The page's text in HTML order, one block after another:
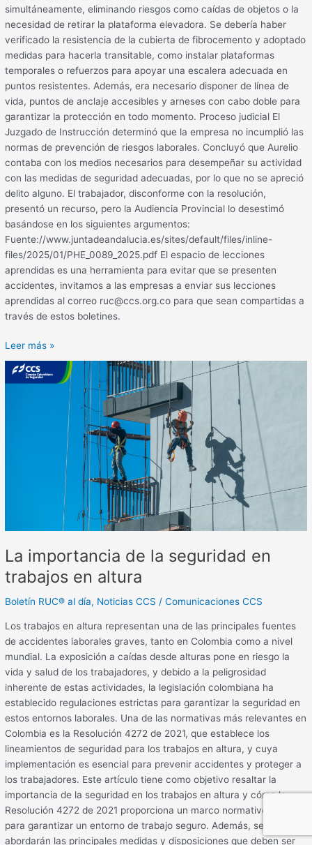
simultáneamente, eliminando riesgos como caídas de objetos o la
necesidad de retirar la plataforma elevadora. Se debería haber
verificado la resistencia de la cubierta de fibrocemento y adoptado
medidas para hacerla transitable, como instalar plataformas
temporales o refuerzos para apoyar una escalera adecuada en
puntos resistentes. Además, era necesario disponer de línea de
vida, puntos de anclaje accesibles y arneses con cabo doble para
garantizar la protección en todo momento. Proceso judicial El
Juzgado de Instrucción determinó que la empresa no incumplió las
normas de prevención de riesgos laborales. Concluyó que Aurelio
contaba con los medios necesarios para desempeñar su actividad
con las medidas de seguridad adecuadas, por lo que no se apreció
delito alguno. El trabajador, disconforme con la resolución,
presentó un recurso, pero la Audiencia Provincial lo desestimó
basándose en los siguientes argumentos:
Fuente://www.juntadeandalucia.es/sites/default/files/inline-
files/2025/01/PHE_0089_2025.pdf El espacio de lecciones
aprendidas es una herramienta para evitar que se presenten
accidentes, invitamos a las empresas a enviar sus lecciones
aprendidas al correo ruc@ccs.org.co para que sean compartidas a
través de estos boletines.
Leer más »
La importancia de la seguridad en
trabajos en altura
Boletín RUC® al día, Noticias CCS /Comunicaciones CCS
Los trabajos en altura representan una de las principales fuentes
de accidentes laborales graves, tanto en Colombia como a nivel
mundial. La exposición a caídas desde alturas pone en riesgo la
vida y salud de los trabajadores, y debido a la peligrosidad
inherente de estas actividades, la legislación colombiana ha
establecido regulaciones estrictas para garantizar la seguridad en
estos entornos laborales. Una de las normativas más relevantes en
Colombia es la Resolución 4272 de 2021, que establece los
lineamientos de seguridad para los trabajos en altura, y cuya
implementación es esencial para prevenir accidentes y proteger a
los trabajadores. Este artículo tiene como objetivo resaltar la
importancia de la seguridad en los trabajos en altura y cómo la
Resolución 4272 de 2021 proporciona un marco normativo clave
para garantizar un entorno de trabajo seguro. Además, se
abordarán las principales medidas y disposiciones que deben ser
La
importancia